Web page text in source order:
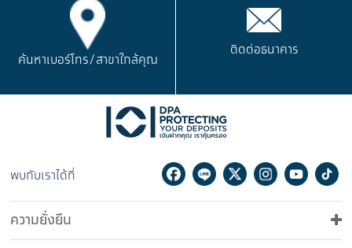
ค้นหาเบอร์โทร/สาขาใกล้คุณ
ติดต่อธนาคาร
พบกับเราได้ที่ Facebook
LineTwitterInstagram
ความยั่งยืน